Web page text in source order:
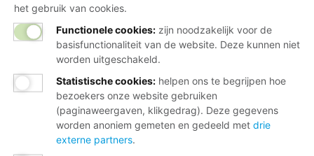
het gebruik van cookies.
Functionele cookies: zijn noodzakelijk voor de
basisfunctionaliteit van de website. Deze kunnen niet
worden uitgeschakeld.
Statistische cookies: helpen ons te begrijpen hoe
bezoekers onze website gebruiken
(paginaweergaven, klikgedrag). Deze gegevens
worden anoniem gemeten en gedeeld met drie
externe partners.